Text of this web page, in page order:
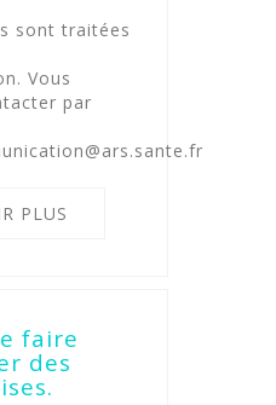
sont traitées
Vous
par
PLUS
faire
des